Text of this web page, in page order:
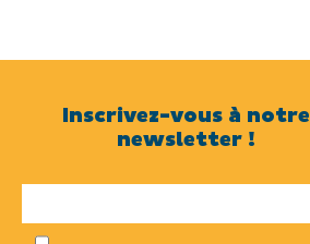
Inscrivez-vous à notre
newsletter !